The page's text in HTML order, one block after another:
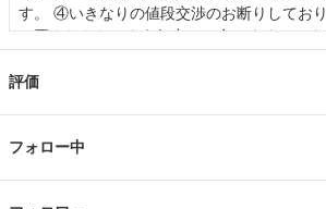
す。 ④いきなりの値段交渉のお断りしてお
の悪くならないよう努力して参りますので
よろしくお願いします。
評価
フォロー中